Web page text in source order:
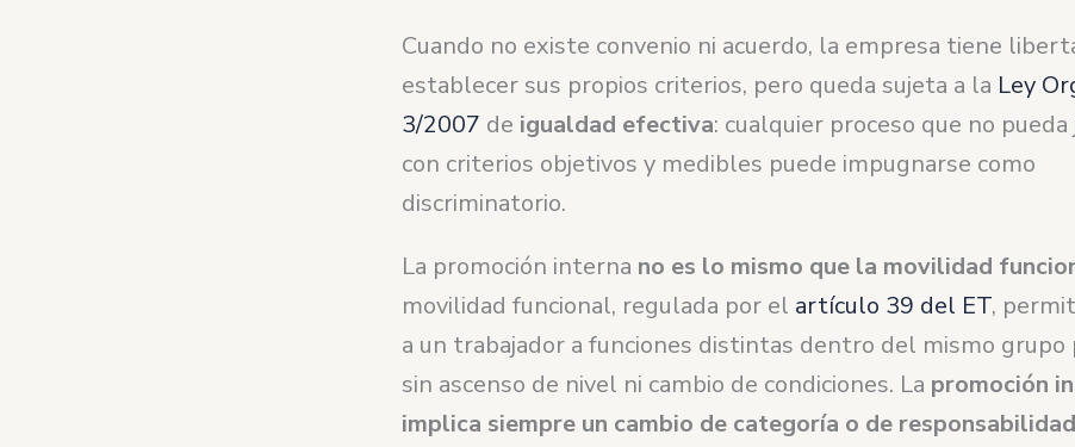
Cuando no existe convenio ni acuerdo, la empresa tiene
establecer sus propios criterios, pero queda sujeta a la Ley
3/2007 de igualdad efectiva: cualquier proceso que no
con criterios objetivos y medibles puede impugnarse como
discriminatorio.
La promoción interna no es lo mismo que la movilidad
movilidad funcional, regulada por el artículo 39 del ET,
a un trabajador a funciones distintas dentro del mismo grupo
sin ascenso de nivel ni cambio de condiciones. La promoción
implica siempre un cambio de categoría o de responsabilidad